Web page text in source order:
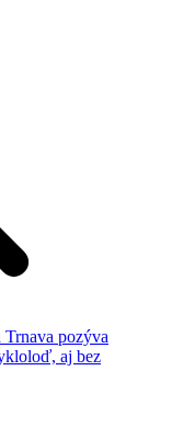
Trnava pozýva
aj bez